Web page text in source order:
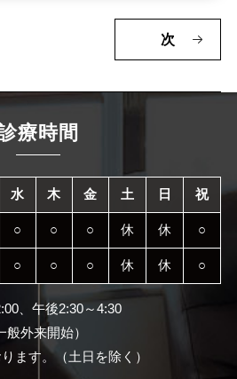
次
療時間
水 木 金 土 日 祝
○ ○ ○ 休 休 ○
○ ○ ○ 休 休 ○
、午後2:30～4:30
般外来開始）
ます。（土日を除く）